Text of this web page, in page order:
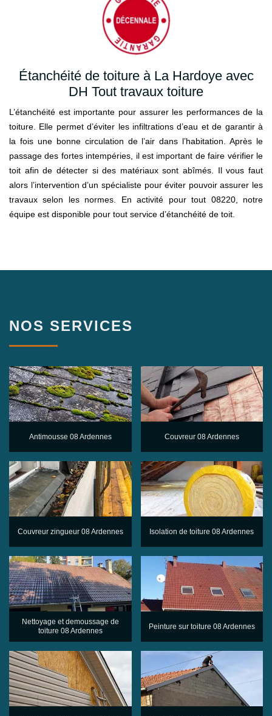
Étanchéité de toiture à La Hardoye avec
DH Tout travaux toiture
L’étanchéité est importante pour assurer les performances de la
toiture. Elle permet d’éviter les infiltrations d’eau et de garantir à
la fois une bonne circulation de l’air dans l’habitation. Après le
passage des fortes intempéries, il est important de faire vérifier le
toit afin de détecter si des matériaux sont abîmés. Il vous faut
alors l’intervention d’un spécialiste pour éviter pouvoir assurer les
travaux selon les normes. En activité pour tout 08220, notre
équipe est disponible pour tout service d’étanchéité de toit.
NOS SERVICES
Antimousse 08 Ardennes Couvreur 08 Ardennes
Couvreur zingueur 08 Ardennes Isolation de toiture 08 Ardennes
Nettoyage et demoussage de
toiture 08 Ardennes
Peinture sur toiture 08 Ardennes